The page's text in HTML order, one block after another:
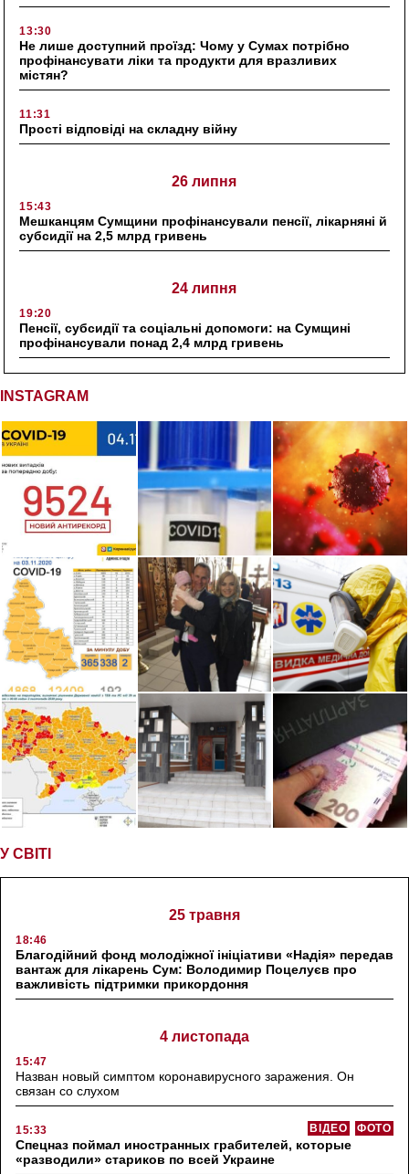
13:30
Не лише доступний проїзд: Чому у Сумах потрібно
профінансувати ліки та продукти для вразливих
містян?
11:31
Прості відповіді на складну війну
26 липня
15:43
Мешканцям Сумщини профінансували пенсії, лікарняні й
субсидії на 2,5 млрд гривень
24 липня
19:20
Пенсії, субсидії та соціальні допомоги: на Сумщині
профінансували понад 2,4 млрд гривень
INSTAGRAM
У СВІТІ
25 травня
18:46
Благодійний фонд молодіжної ініціативи «Надія» передав
вантаж для лікарень Сум: Володимир Поцелуєв про
важливість підтримки прикордоння
4 листопада
15:47
Назван новый симптом коронавирусного заражения. Он
связан со слухом
15:33 ФОТО
ВІДЕО
Спецназ поймал иностранных грабителей, которые
«разводили» стариков по всей Украине